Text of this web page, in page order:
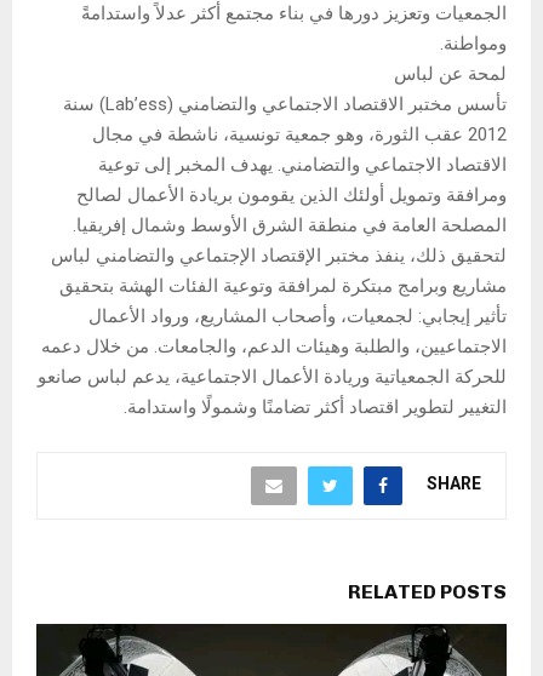
الجمعيات وتعزيز دورها في بناء مجتمع أكثر عدلاً واستدامةً
ومواطنة.
لمحة عن لباس
تأسس مختبر الاقتصاد الاجتماعي والتضامني (Lab’ess) سنة
2012 عقب الثورة، وهو جمعية تونسية، ناشطة في مجال
الاقتصاد الاجتماعي والتضامني. يهدف المخبر إلى توعية
ومرافقة وتمويل أولئك الذين يقومون بريادة الأعمال لصالح
المصلحة العامة في منطقة الشرق الأوسط وشمال إفريقيا.
لتحقيق ذلك، ينفذ مختبر الإقتصاد الإجتماعي والتضامني لباس
مشاريع وبرامج مبتكرة لمرافقة وتوعية الفئات الهشة بتحقيق
تأثير إيجابي: لجمعيات، وأصحاب المشاريع، ورواد الأعمال
الاجتماعيين، والطلبة وهيئات الدعم، والجامعات. من خلال دعمه
للحركة الجمعياتية وريادة الأعمال الاجتماعية، يدعم لباس صانعو
التغيير لتطوير اقتصاد أكثر تضامنًا وشمولًا واستدامة.
SHARE
RELATED POSTS